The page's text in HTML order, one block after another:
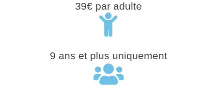
39€ par adulte
9 ans et plus uniquement